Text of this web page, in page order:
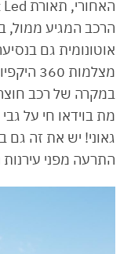
הרכב המגיע ממול,
אוטונומית גם
מצלמות
במקרה של רכב
מת בוידאו חי על
גאוני! יש את זה
התרעה מפני עירנות